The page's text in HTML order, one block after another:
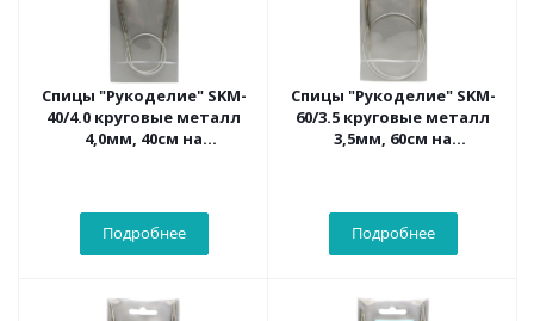
Спицы "Рукоделие" SKM-
40/4.0 круговые металл
4,0мм, 40см на
Подробнее
Спицы "Рукоделие" SKM-
60/3.5 круговые металл
3,5мм, 60см на
Подробнее